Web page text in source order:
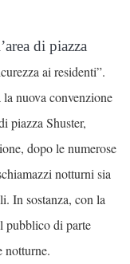
di piazza
ai residenti”.
la nuova convenzione
piazza Shuster,
dopo le numerose
notturni sia
In sostanza, con la
pubblico di parte
notturne.